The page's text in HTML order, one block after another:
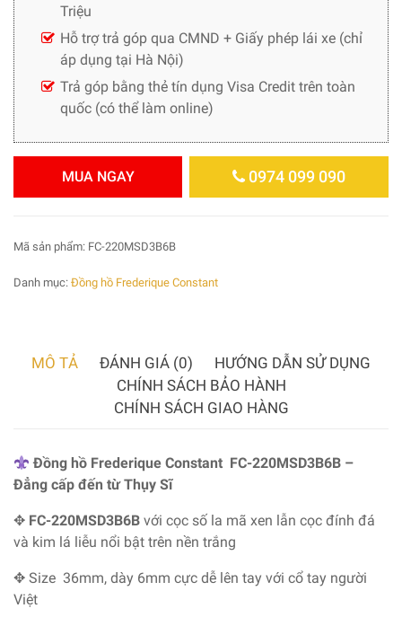
Triệu
Hỗ trợ trả góp qua CMND + Giấy phép lái xe (chỉ
áp dụng tại Hà Nội)
Trả góp bằng thẻ tín dụng Visa Credit trên toàn
quốc (có thể làm online)
MUA NGAY 0974 099 090
Mã sản phẩm: FC-220MSD3B6B
Danh mục: Đồng hồ Frederique Constant
MÔ TẢ ĐÁNH GIÁ (0)
HƯỚNG DẪN SỬ DỤNG
CHÍNH SÁCH BẢO HÀNH
CHÍNH SÁCH GIAO HÀNG
Đồng hồ Frederique Constant FC-220MSD3B6B –
Đẳng cấp đến từ Thụy Sĩ
✥ FC-220MSD3B6B với cọc số la mã xen lẫn cọc đính đá
và kim lá liễu nổi bật trên nền trắng
✥ Size 36mm, dày 6mm cực dễ lên tay với cổ tay người
Việt